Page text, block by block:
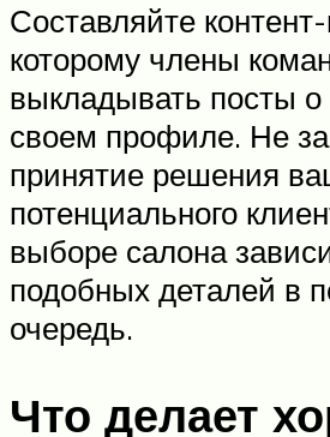
Составляйте
которому члены
выкладывать посты о
своем профиле. Не
принятие решения
потенциального
выборе салона
подобных деталей в
очередь.
Что делает